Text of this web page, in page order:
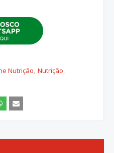
Nutrição Nutrição